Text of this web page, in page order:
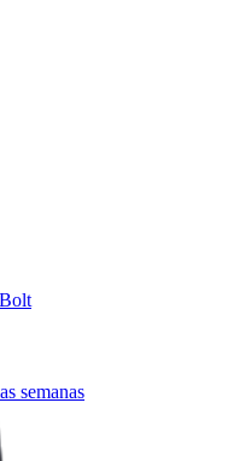
semanas